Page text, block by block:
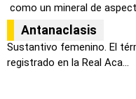
como un mineral de
Antanaclasis
Sustantivo femenino. El
registrado en la Real Aca...